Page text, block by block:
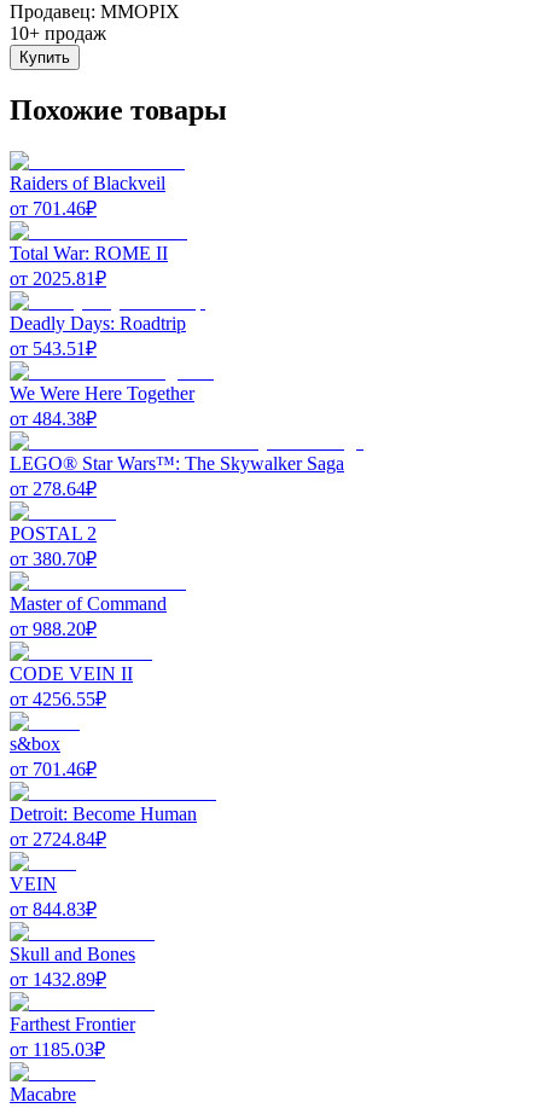
Продавец: MMOPIX
10+ продаж
Купить
Похожие товары
Raiders of Blackveil
от 701.46₽
Total War: ROME II
от 2025.81₽
Deadly Days: Roadtrip
от 543.51₽
We Were Here Together
от 484.38₽
LEGO® Star Wars™: The Skywalker Saga
от 278.64₽
POSTAL 2
от 380.70₽
Master of Command
от 988.20₽
CODE VEIN II
от 4256.55₽
s&box
от 701.46₽
Detroit: Become Human
от 2724.84₽
VEIN
от 844.83₽
Skull and Bones
от 1432.89₽
Farthest Frontier
от 1185.03₽
Macabre